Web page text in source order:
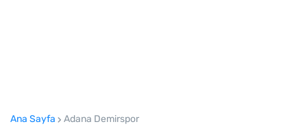
Ana Sayfa Adana Demirspor